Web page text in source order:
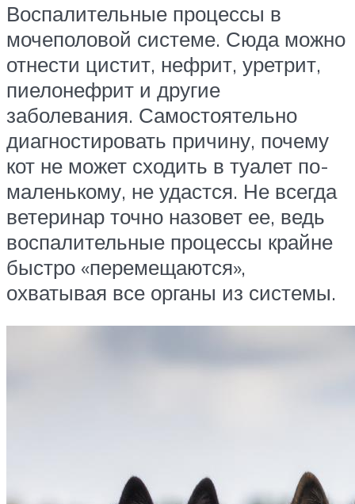
Воспалительные процессы в
мочеполовой системе. Сюда можно
отнести цистит, нефрит, уретрит,
пиелонефрит и другие
заболевания. Самостоятельно
диагностировать причину, почему
кот не может сходить в туалет по-
маленькому, не удастся. Не всегда
ветеринар точно назовет ее, ведь
воспалительные процессы крайне
быстро «перемещаются»,
охватывая все органы из системы.